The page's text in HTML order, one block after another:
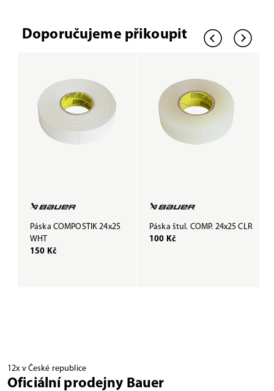
Doporučujeme přikoupit
Páska COMPOSTIK 24x25
WHT
150 Kč
Páska štul. COMP. 24x25 CLR
100 Kč
12x v České republice
Oficiální prodejny Bauer